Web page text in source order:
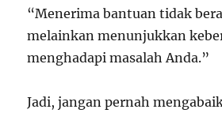
“Menerima bantuan tidak
melainkan menunjukkan
menghadapi masalah Anda.”
Jadi, jangan pernah